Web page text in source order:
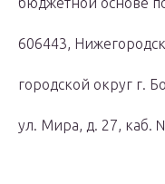
606443,
городской округ г.
ул. Мира, д. 27, каб.